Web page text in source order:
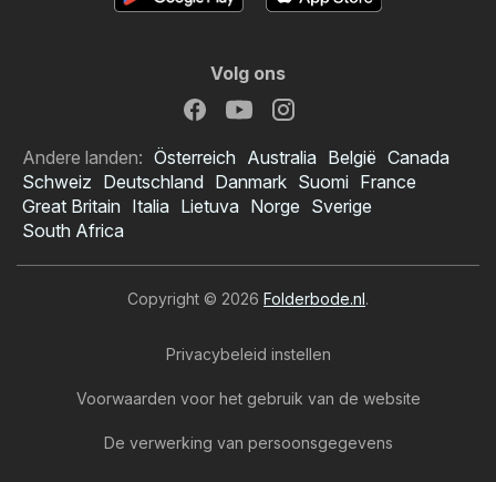
Volg ons
Andere landen: Österreich Australia België Canada
Schweiz Deutschland Danmark Suomi France
Great Britain Italia Lietuva Norge Sverige
South Africa
Copyright © 2026 Folderbode.nl.
Privacybeleid instellen
Voorwaarden voor het gebruik van de website
De verwerking van persoonsgegevens